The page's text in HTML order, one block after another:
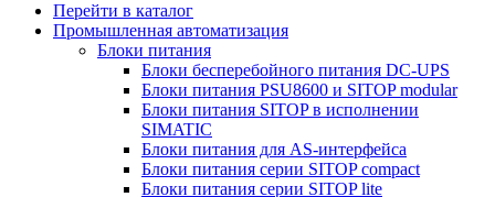
Перейти в каталог
Промышленная автоматизация
Блоки питания
Блоки бесперебойного питания DC-UPS
Блоки питания PSU8600 и SITOP modular
Блоки питания SITOP в исполнении
SIMATIC
Блоки питания для AS-интерфейса
Блоки питания серии SITOP compact
Блоки питания серии SITOP lite